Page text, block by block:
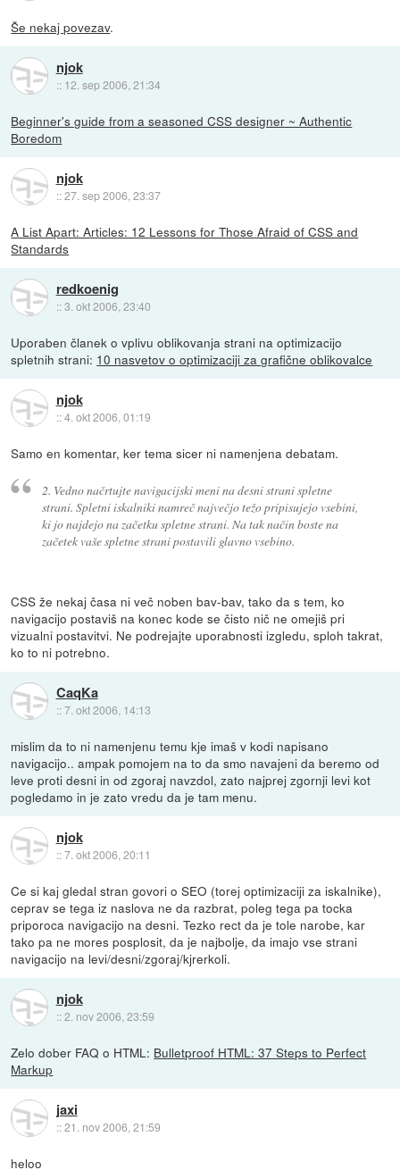
Še nekaj povezav.
njok
:: 12. sep 2006, 21:34
Beginner's guide from a seasoned CSS designer ~ Authentic
Boredom
njok
::27. sep 2006, 23:37
A List Apart: Articles: 12 Lessons for Those Afraid of CSS and
Standards
redkoenig
::3. okt 2006, 23:40
Uporaben članek o vplivu oblikovanja strani na optimizacijo
spletnih strani: 10 nasvetov o optimizaciji za grafične oblikovalce
njok
::4. okt 2006, 01:19
Samo en komentar, ker tema sicer ni namenjena debatam.
2. Vedno načrtujte navigacijski meni na desni strani spletne
strani. Spletni iskalniki namreč največjo težo pripisujejo vsebini,
ki jo najdejo na začetku spletne strani. Na tak način boste na
začetek vaše spletne strani postavili glavno vsebino.
CSS že nekaj časa ni več noben bav-bav, tako da s tem, ko
navigacijo postaviš na konec kode se čisto nič ne omejiš pri
vizualni postavitvi. Ne podrejajte uporabnosti izgledu, sploh takrat,
ko to ni potrebno.
CaqKa
::7. okt 2006, 14:13
mislim da to ni namenjenu temu kje imaš v kodi napisano
navigacijo.. ampak pomojem na to da smo navajeni da beremo od
leve proti desni in od zgoraj navzdol, zato najprej zgornji levi kot
pogledamo in je zato vredu da je tam menu.
njok
::7. okt 2006, 20:11
Ce si kaj gledal stran govori o SEO (torej optimizaciji za iskalnike),
ceprav se tega iz naslova ne da razbrat, poleg tega pa tocka
priporoca navigacijo na desni. Tezko rect da je tole narobe, kar
tako pa ne mores posplosit, da je najbolje, da imajo vse strani
navigacijo na levi/desni/zgoraj/kjrerkoli.
njok
::2. nov 2006, 23:59
Zelo dober FAQ o HTML: Bulletproof HTML: 37 Steps to Perfect
Markup
jaxi
::21. nov 2006, 21:59
heloo